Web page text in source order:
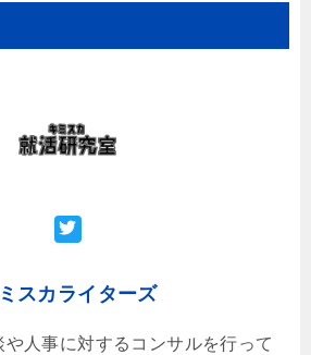
スカライターズ
や人事に対するコンサルを行って